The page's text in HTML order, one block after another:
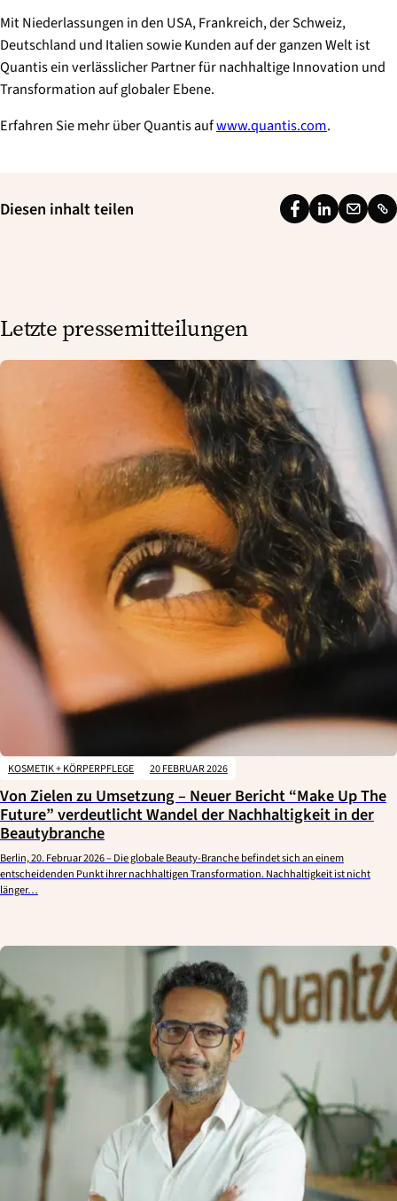
Mit Niederlassungen in den USA, Frankreich, der Schweiz,
Deutschland und Italien sowie Kunden auf der ganzen Welt ist
Quantis ein verlässlicher Partner für nachhaltige Innovation und
Transformation auf globaler Ebene.
Erfahren Sie mehr über Quantis aufwww.quantis.com.
Diesen inhalt teilen
F
L
E
L
Letzte pressemitteilungen
KOSMETIK + KÖRPERPFLEGE 20 FEBRUAR 2026
Von Zielen zu Umsetzung – Neuer Bericht “Make Up The
Future” verdeutlicht Wandel der Nachhaltigkeit in der
Beautybranche
Berlin, 20. Februar 2026 – Die globale Beauty-Branche befindet sich an einem
entscheidenden Punkt ihrer nachhaltigen Transformation. Nachhaltigkeit ist nicht
länger…